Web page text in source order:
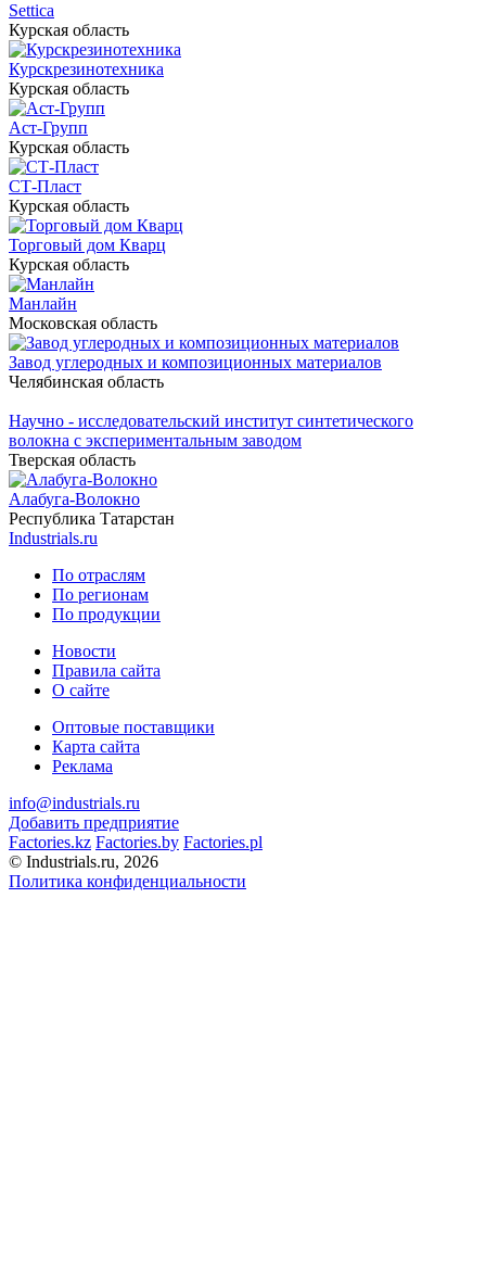
Settica
Курская область
Курскрезинотехника
Курская область
Аст-Групп
Курская область
СТ-Пласт
Курская область
Торговый дом Кварц
Курская область
Манлайн
Московская область
Завод углеродных и композиционных материалов
Челябинская область
Научно - исследовательский институт синтетического
волокна с экспериментальным заводом
Тверская область
Алабуга-Волокно
Республика Татарстан
Industrials.ru
По отраслям
По регионам
По продукции
Новости
Правила сайта
О сайте
Оптовые поставщики
Карта сайта
Реклама
info@industrials.ru
Добавить предприятие
Factories.kz Factories.by Factories.pl
© Industrials.ru, 2026
Политика конфиденциальности